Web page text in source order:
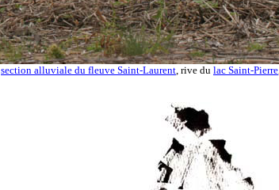
section alluviale du fleuve Saint-Laurent , rive du lac Saint-Pierre